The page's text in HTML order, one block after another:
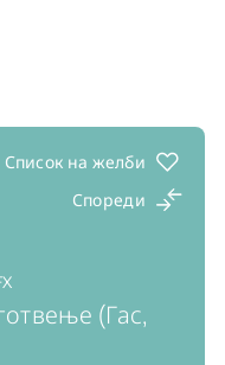
Список на желби
Спореди
(Гас,